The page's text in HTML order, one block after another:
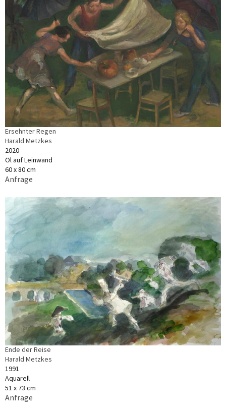
Ersehnter Regen
Harald Metzkes
2020
Öl auf Leinwand
60 x 80 cm
Anfrage
Ende der Reise
Harald Metzkes
1991
Aquarell
51 x 73 cm
Anfrage